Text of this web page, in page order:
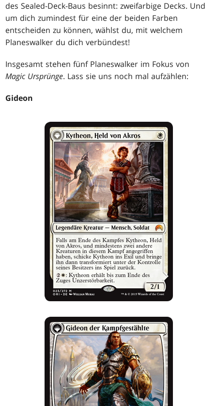
des Sealed-Deck-Baus besinnt: zweifarbige Decks. Und
um dich zumindest für eine der beiden Farben
entscheiden zu können, wählst du, mit welchem
Planeswalker du dich verbündest!
Insgesamt stehen fünf Planeswalker im Fokus von
Magic Ursprünge. Lass sie uns noch mal aufzählen:
Gideon